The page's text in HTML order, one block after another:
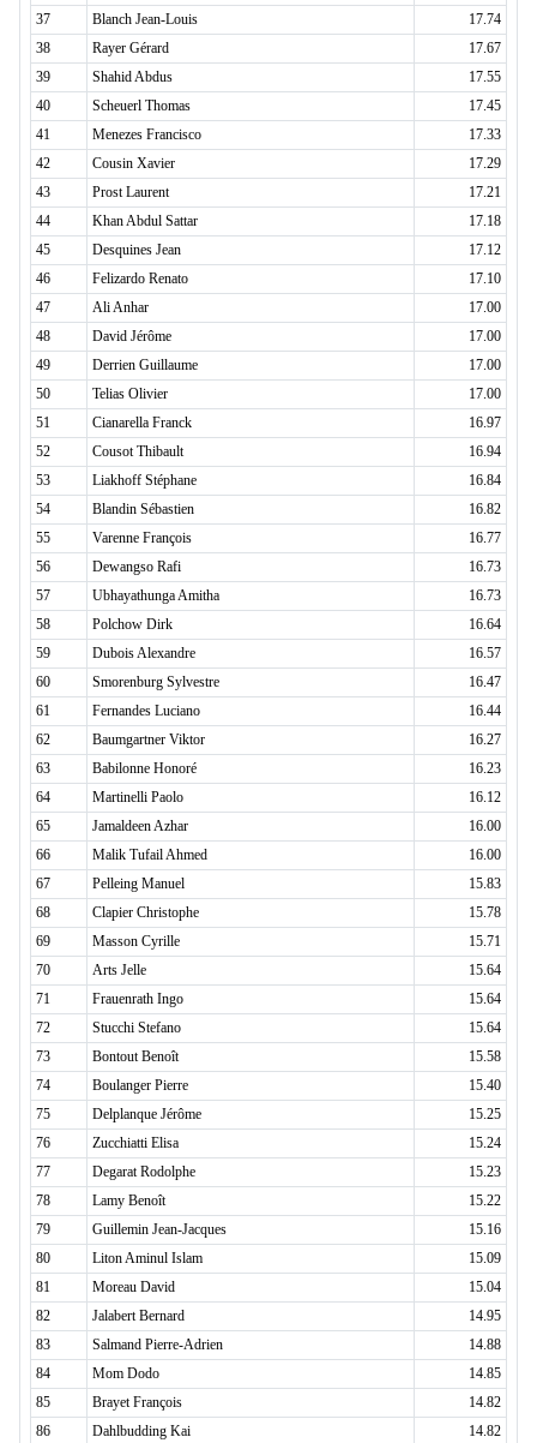
37
Blanch Jean-Louis
17.74
38
Rayer Gérard
17.67
39
Shahid Abdus
17.55
40
Scheuerl Thomas
17.45
41
Menezes Francisco
17.33
42
Cousin Xavier
17.29
43
Prost Laurent
17.21
44
Khan Abdul Sattar
17.18
45
Desquines Jean
17.12
46
Felizardo Renato
17.10
47
Ali Anhar
17.00
48
David Jérôme
17.00
49
Derrien Guillaume
17.00
50
Telias Olivier
17.00
51
Cianarella Franck
16.97
52
Cousot Thibault
16.94
53
Liakhoff Stéphane
16.84
54
Blandin Sébastien
16.82
55
Varenne François
16.77
56
Dewangso Rafi
16.73
57
Ubhayathunga Amitha
16.73
58
Polchow Dirk
16.64
59
Dubois Alexandre
16.57
60
Smorenburg Sylvestre
16.47
61
Fernandes Luciano
16.44
62
Baumgartner Viktor
16.27
63
Babilonne Honoré
16.23
64
Martinelli Paolo
16.12
65
Jamaldeen Azhar
16.00
66
Malik Tufail Ahmed
16.00
67
Pelleing Manuel
15.83
68
Clapier Christophe
15.78
69
Masson Cyrille
15.71
70
Arts Jelle
15.64
71
Frauenrath Ingo
15.64
72
Stucchi Stefano
15.64
73
Bontout Benoît
15.58
74
Boulanger Pierre
15.40
75
Delplanque Jérôme
15.25
76
Zucchiatti Elisa
15.24
77
Degarat Rodolphe
15.23
78
Lamy Benoît
15.22
79
Guillemin Jean-Jacques
15.16
80
Liton Aminul Islam
15.09
81
Moreau David
15.04
82
Jalabert Bernard
14.95
83
Salmand Pierre-Adrien
14.88
84
Mom Dodo
14.85
85
Brayet François
14.82
86
Dahlbudding Kai 14.82